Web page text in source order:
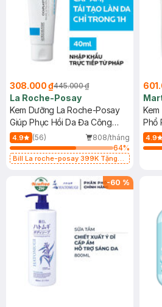
308.000 ₫445.000 ₫
La Roche-Posay
Kem Dưỡng La Roche-Posay
Giúp Phục Hồi Da Đa Công
Dụng 40ml
4.9 (56)
808/tháng
64%
Bill La roche-posay 399K Tặng
(SL có hạn)
Phổ
40ml
4.9
-60 %